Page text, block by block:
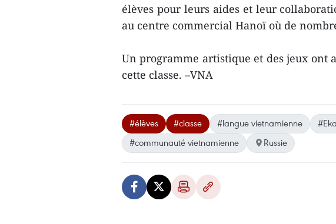
élèves pour leurs aides et leur
au centre commercial Hanoï où de
Un programme artistique et des jeux ont
cette classe. –VNA
#élèves #classe #langue vietnamienne
#communauté vietnamienne
Russie